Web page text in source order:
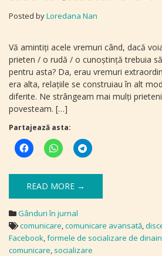
Posted byLoredana Nan
Vă amintiţi acele vremuri când, dacă
prieten / o rudă / o cunoştinţă trebuia
pentru asta? Da, erau vremuri
era alta, relațiile se construiau în alt
diferite. Ne strângeam mai mulţi
povesteam. […]
Partajează asta:
READ MORE →
Gânduri în jurnal
comunicare,comunicare avansată,
Facebook,formele de socializare de
comunicare, socializare